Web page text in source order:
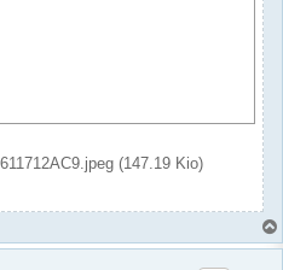
(147.19 Kio)